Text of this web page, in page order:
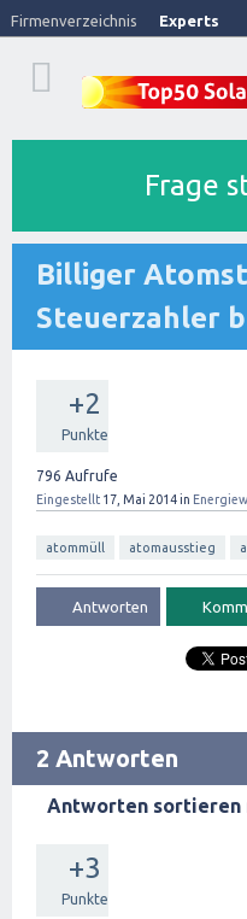
Firmenverzeichnis Experts
Frage
Billiger
Steuerzahler
+2
Punkte
796 Aufrufe
Eingestellt 17, Mai 2014in
atommüll atomausstieg
2 Antworten
Antworten sortieren
+3
Punkte